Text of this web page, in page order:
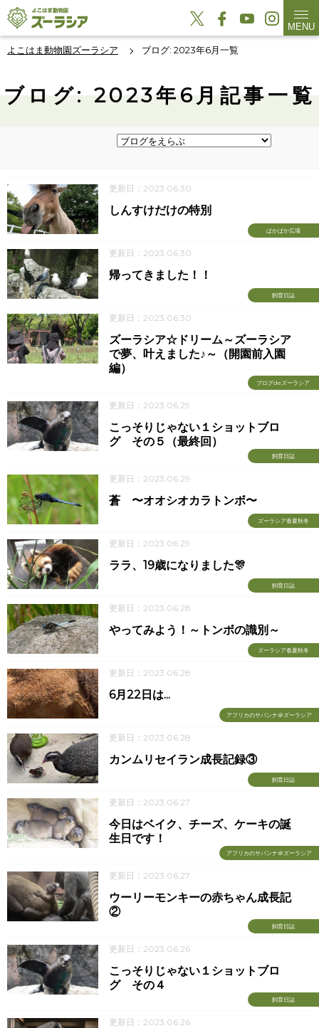
MENU
よこはま動物園ズーラシア ブログ: 2023年6月一覧
ブログ: 2023年6月記事一覧
更新日：2023.06.30
ぱかぱか広場
しんすけだけの特別
更新日：2023.06.30
飼育日誌
帰ってきました！！
更新日：2023.06.30
ブログdeズーラシア
ズーラシア☆ドリーム～ズーラシア
で夢、叶えました♪～（開園前入園
編）
更新日：2023.06.29
飼育日誌
こっそりじゃない１ショットブロ
グ その５（最終回）
更新日：2023.06.29
ズーラシア春夏秋冬
蒼 〜オオシオカラトンボ〜
更新日：2023.06.29
飼育日誌
ララ、19歳になりました🎊
更新日：2023.06.28
ズーラシア春夏秋冬
やってみよう！～トンボの識別～
更新日：2023.06.28
アフリカのサバンナ＠ズーラシア
6月22日は...
更新日：2023.06.28
飼育日誌
カンムリセイラン成長記録③
更新日：2023.06.27
アフリカのサバンナ＠ズーラシア
今日はベイク、チーズ、ケーキの誕
生日です！
更新日：2023.06.27
飼育日誌
ウーリーモンキーの赤ちゃん成長記
②
更新日：2023.06.26
飼育日誌
こっそりじゃない１ショットブロ
グ その４
更新日：2023.06.26